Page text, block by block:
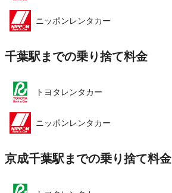
ニッポンレンタカー
千葉駅までの乗り捨て料金
トヨタレンタカー
ニッポンレンタカー
京成千葉駅までの乗り捨て料金